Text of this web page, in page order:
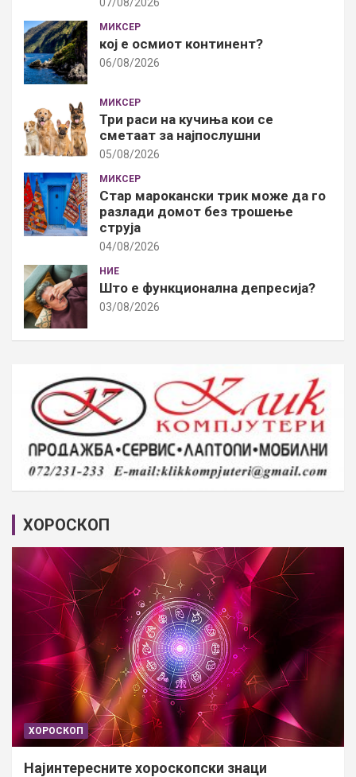
МИКСЕР
кој е осмиот континент?
06/08/2026
МИКСЕР
Три раси на кучиња кои се
сметаат за најпослушни
05/08/2026
МИКСЕР
Стар марокански трик може да го
разлади домот без трошење
струја
04/08/2026
НИЕ
Што е функционална депресија?
03/08/2026
ХОРОСКОП
ХОРОСКОП
Најинтересните хороскопски знаци